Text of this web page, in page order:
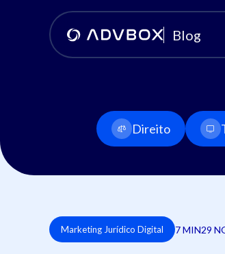
Blog
Direito
Marketing Jurídico Digital 7 MIN29